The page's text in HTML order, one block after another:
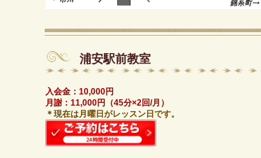
浦安駅前教室
入会金：10,000円
月謝：11,000円（45分×2回/月）
＊現在は月曜日がレッスン日です。